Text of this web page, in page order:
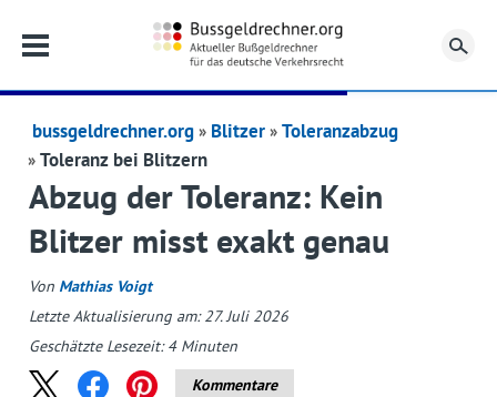
bussgeldrechner.org Blitzer
Toleranzabzug
Toleranz bei Blitzern
Abzug der Toleranz: Kein
Blitzer misst exakt genau
Von Mathias Voigt
Letzte Aktualisierung am: 27. Juli 2026
Geschätzte Lesezeit:4 Minuten
Kommentare